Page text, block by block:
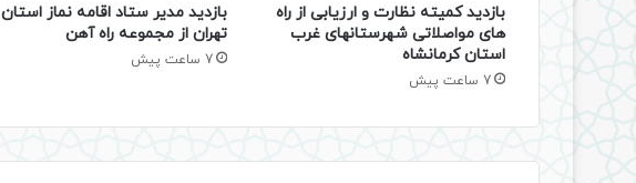
بازدید کمیته نظارت و ارزیابی از راه
های مواصلاتی شهرستانهای غرب
استان کرمانشاه
7 ساعت پیش
بازدید مدیر ستاد اقامه نماز استان
تهران از مجموعه راه آهن
7 ساعت پیش